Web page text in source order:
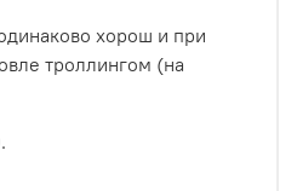
хорош и при
троллингом (на